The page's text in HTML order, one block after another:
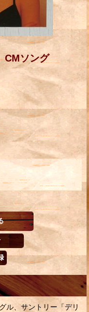
CMソング
ル、サントリー「デリ